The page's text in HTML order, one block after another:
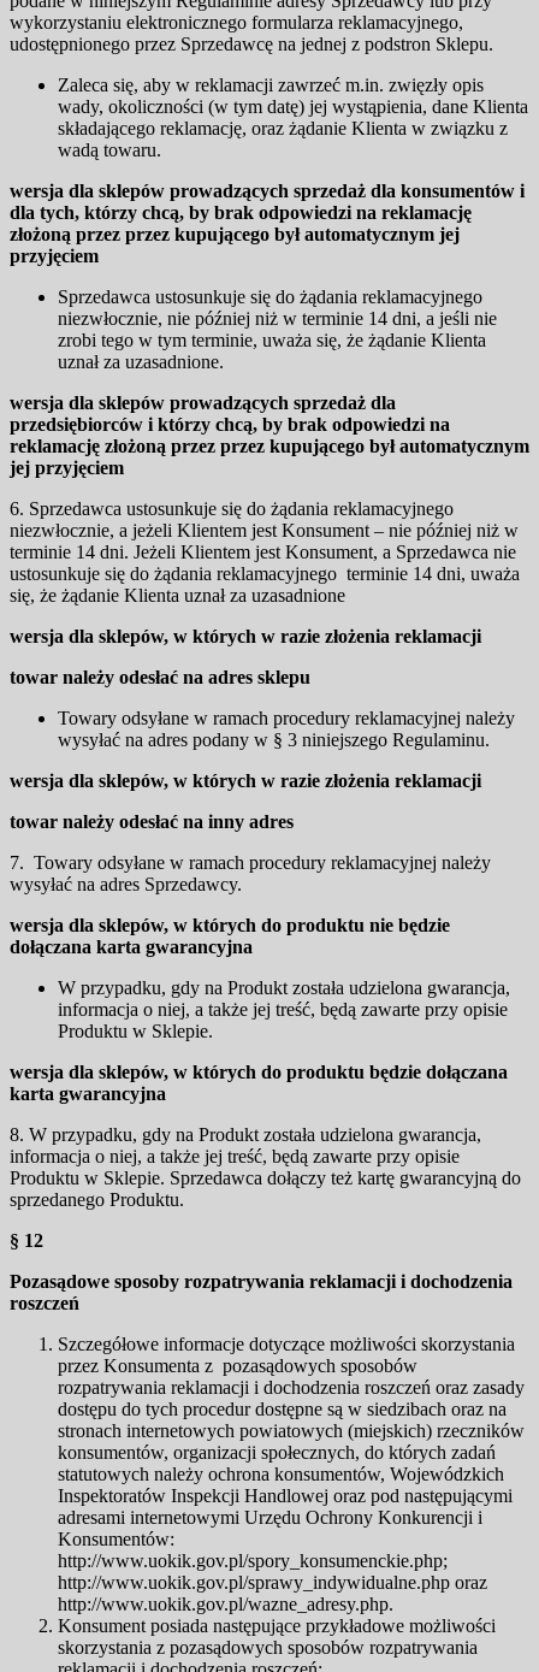
wykorzystaniu elektronicznego formularza reklamacyjnego,
udostępnionego przez Sprzedawcę na jednej z podstron Sklepu.
Zaleca się, aby w reklamacji zawrzeć m.in. zwięzły opis
wady, okoliczności (w tym datę) jej wystąpienia, dane Klienta
składającego reklamację, oraz żądanie Klienta w związku z
wadą towaru.
wersja dla sklepów prowadzących sprzedaż dla konsumentów i
dla tych, którzy chcą, by brak odpowiedzi na reklamację
złożoną przez przez kupującego był automatycznym jej
przyjęciem
Sprzedawca ustosunkuje się do żądania reklamacyjnego
niezwłocznie, nie później niż w terminie 14 dni, a jeśli nie
zrobi tego w tym terminie, uważa się, że żądanie Klienta
uznał za uzasadnione.
wersja dla sklepów prowadzących sprzedaż dla
przedsiębiorców i którzy chcą, by brak odpowiedzi na
reklamację złożoną przez przez kupującego był automatycznym
jej przyjęciem
6. Sprzedawca ustosunkuje się do żądania reklamacyjnego
niezwłocznie, a jeżeli Klientem jest Konsument – nie później niż w
terminie 14 dni. Jeżeli Klientem jest Konsument, a Sprzedawca nie
ustosunkuje się do żądania reklamacyjnego terminie 14 dni, uważa
się, że żądanie Klienta uznał za uzasadnione
wersja dla sklepów, w których w razie złożenia reklamacji
towar należy odesłać na adres sklepu
Towary odsyłane w ramach procedury reklamacyjnej należy
wysyłać na adres podany w § 3 niniejszego Regulaminu.
wersja dla sklepów, w których w razie złożenia reklamacji
towar należy odesłać na inny adres
7. Towary odsyłane w ramach procedury reklamacyjnej należy
wysyłać na adres Sprzedawcy.
wersja dla sklepów, w których do produktu nie będzie
dołączana karta gwarancyjna
W przypadku, gdy na Produkt została udzielona gwarancja,
informacja o niej, a także jej treść, będą zawarte przy opisie
Produktu w Sklepie.
wersja dla sklepów, w których do produktu będzie dołączana
karta gwarancyjna
8. W przypadku, gdy na Produkt została udzielona gwarancja,
informacja o niej, a także jej treść, będą zawarte przy opisie
Produktu w Sklepie. Sprzedawca dołączy też kartę gwarancyjną do
sprzedanego Produktu.
§ 12
Pozasądowe sposoby rozpatrywania reklamacji i dochodzenia
roszczeń
Szczegółowe informacje dotyczące możliwości skorzystania
przez Konsumenta z pozasądowych sposobów
rozpatrywania reklamacji i dochodzenia roszczeń oraz zasady
dostępu do tych procedur dostępne są w siedzibach oraz na
stronach internetowych powiatowych (miejskich) rzeczników
konsumentów, organizacji społecznych, do których zadań
statutowych należy ochrona konsumentów, Wojewódzkich
Inspektoratów Inspekcji Handlowej oraz pod następującymi
adresami internetowymi Urzędu Ochrony Konkurencji i
Konsumentów:
http://www.uokik.gov.pl/spory_konsumenckie.php;
http://www.uokik.gov.pl/sprawy_indywidualne.php oraz
http://www.uokik.gov.pl/wazne_adresy.php.
Konsument posiada następujące przykładowe możliwości
skorzystania z pozasądowych sposobów rozpatrywania